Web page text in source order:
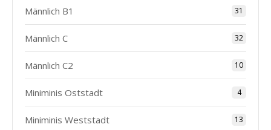
Männlich B1 31
Männlich C 32
Männlich C2 10
Miniminis Oststadt 4
Miniminis Weststadt 13